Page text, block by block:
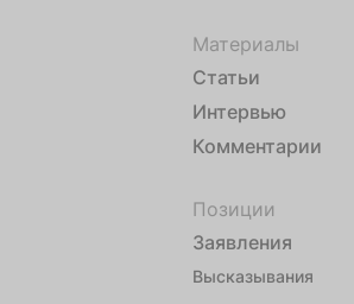
Материалы
Статьи
Интервью
Комментарии
Позиции
Заявления
Высказывания